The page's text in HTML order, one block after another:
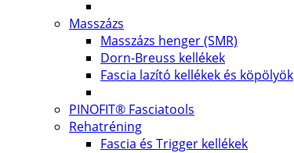
Masszázs
Masszázs henger (SMR)
Dorn-Breuss kellékek
Fascia lazító kellékek és köpölyök
PINOFIT® Fasciatools
Rehatréning
Fascia és Trigger kellékek